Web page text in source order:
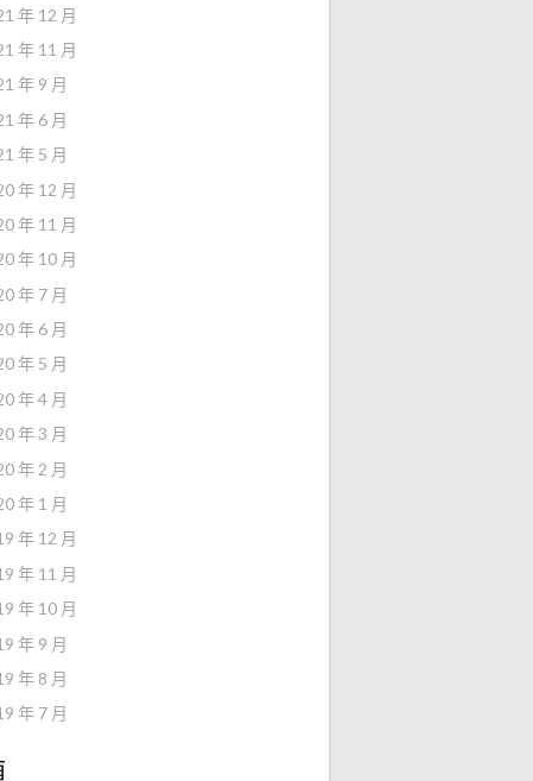
年 12 月
年 11 月
年 9 月
年 6 月
年 5 月
年 12 月
年 11 月
年 10 月
年 7 月
年 6 月
年 5 月
年 4 月
年 3 月
年 2 月
年 1 月
年 12 月
年 11 月
年 10 月
年 9 月
年 8 月
年 7 月